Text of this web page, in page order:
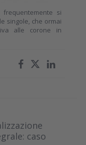
si
singole, che ormai
alle corone in
caso